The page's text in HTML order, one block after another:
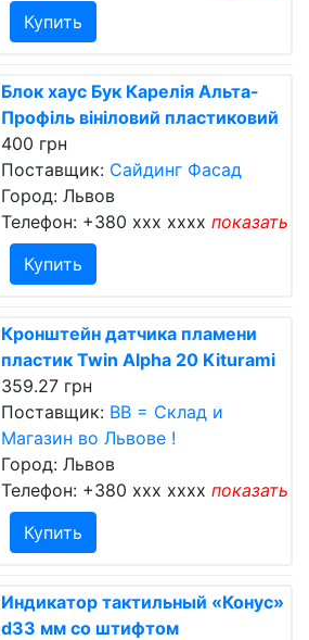
Купить
Блок хаус Бук Карелія Альта-
Профіль вініловий пластиковий
400 грн
Поставщик: Сайдинг Фасад
Город: Львов
Телефон: +380 xxx xxxx показать
Купить
Кронштейн датчика пламени
пластик Twin Alpha 20 Kiturami
359.27 грн
Поставщик: ВВ = Склад и
Магазин во Львове !
Город: Львов
Телефон: +380 xxx xxxx показать
Купить
Индикатор тактильный «Конус»
d33 мм со штифтом